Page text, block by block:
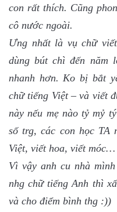
con rất thích. Cũng
cô nước ngoài.
Ưng nhất là vụ chữ
dùng bút chì đến
nhanh hơn. Ko bị bắt
chữ tiếng Việt – và viết
này nếu mẹ nào tỷ mỷ
số trg, các con học TA
Việt, viết hoa, viết
Vì vậy anh cu nhà
nhg chữ tiếng Anh thì
và cho điểm bình thg :))